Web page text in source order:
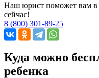
Наш юрист поможет вам в
сейчас!
8 (800) 301-89-25
Куда можно
ребенка